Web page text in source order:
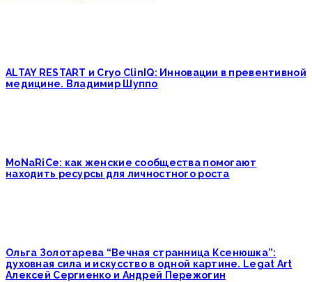
ALTAY RESTART и Cryo ClinIQ: Инновации в превентивной
медицине. Владимир Шуппо
MoNaRiCe: как женские сообщества помогают
находить ресурсы для личностного роста
Ольга Золотарева “Вечная странница Ксенюшка”:
духовная сила и искусство в одной картине. Legat Art
Алексей Сергиенко и Андрей Пережогин